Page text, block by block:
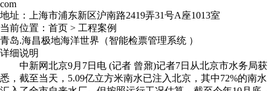
com
地址：上海市浦东新区沪南路2419弄31号A座1013室
当前位置： 首页 > 工程案例
青岛.海昌极地海洋世界（智能检票管理系统 ）
详细说明
中新网北京9月7日电 (记者 曾鼐)记者7日从北京市水务局获
悉，截至当天，5.09亿立方米南水已注入北京，其中72%的南水